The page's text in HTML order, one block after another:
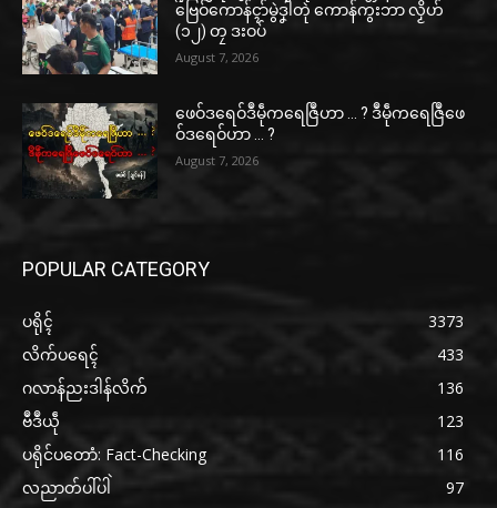
ဗြေဝ်ကောန်ၚာ်မွဲဒၞါဲတုဲ ကောန်ကွးဘာ လၟိဟ်
(၁၂) တၠ ဒးဝပ်
August 7, 2026
ဖေဝ်ဒရေဝ်ဒဳမဵုကရေဇြဳဟာ … ? ဒဳမဵုကရေဇြဳဖေ
ဝ်ဒရေဝ်ဟာ … ?
August 7, 2026
POPULAR CATEGORY
ပရိုၚ်
3373
လိက်ပရေၚ်
433
ဂလာန်ညးဒါန်လိက်
136
ဗဳဒဳယဵု
123
ပရိုင်ပတောံ: Fact-Checking
116
လညာတ်ပါ်ပါဲ
97